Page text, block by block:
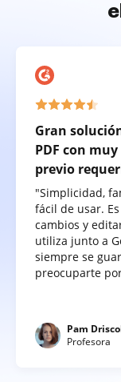
Gran
PDF con
previo
"Simplicidad,
fácil de usar.
cambios y
utiliza junto a
siempre se
preocuparte
Pam
Profesora